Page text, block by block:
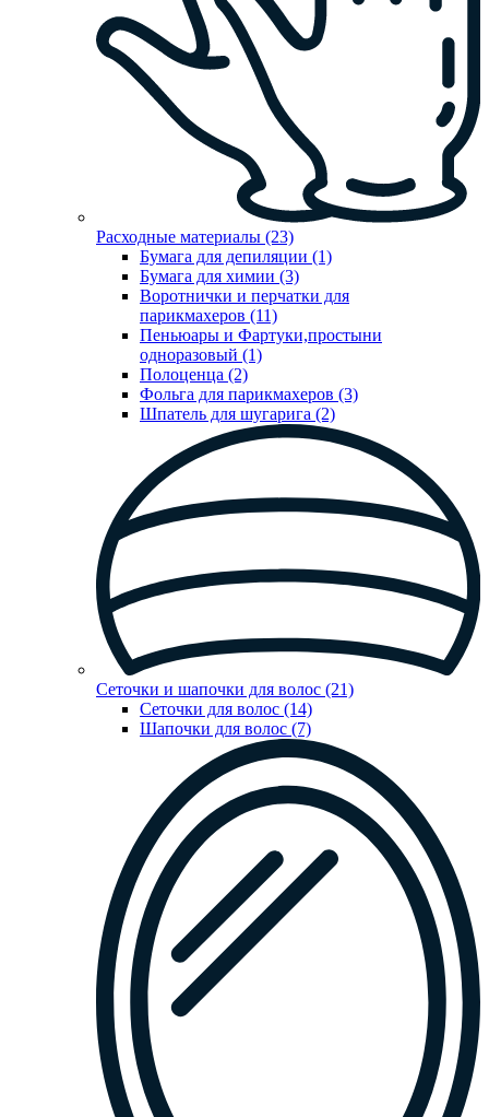
Расходные материалы (23)
Бумага для депиляции (1)
Бумага для химии (3)
Воротнички и перчатки для
парикмахеров (11)
Пеньюары и Фартуки,простыни
одноразовый (1)
Полоценца (2)
Фольга для парикмахеров (3)
Шпатель для шугарига (2)
Сеточки и шапочки для волос (21)
Сеточки для волос (14)
Шапочки для волос (7)